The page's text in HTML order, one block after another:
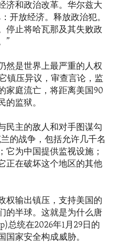
济和政治改革。华尔兹大
开放经济。释放政治犯。
停止将哈瓦那及其失败政
”
然是世界上最严重的人权
镇压异议，审查言论，监
家庭流亡，将距离美国90
的监狱。
民主的敌人和对手图谋勾
的战争，包括允许几千名
它为中国提供监视设施；
正在破坏这个地区的其他
权输出镇压，支持美国的
的半球。这就是为什么唐
总统在2026年1月29日的
国家安全构成威胁。